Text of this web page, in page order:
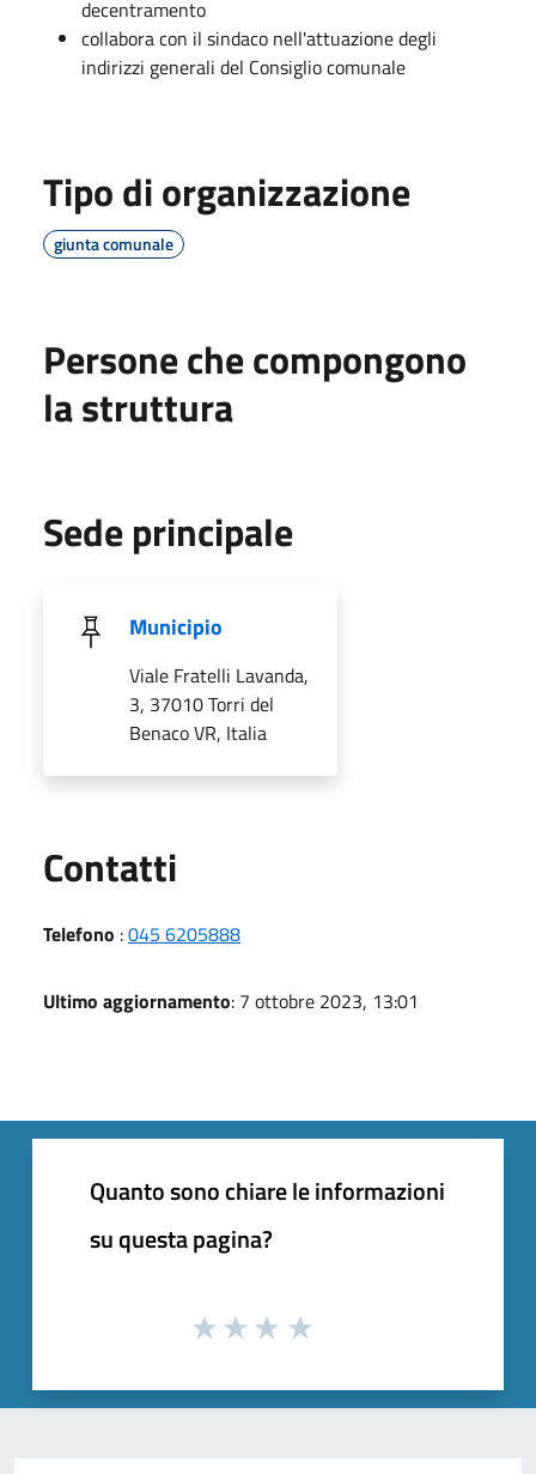
decentramento
collabora con il sindaco nell'attuazione degli
indirizzi generali del Consiglio comunale
Tipo di organizzazione
giunta comunale
Persone che compongono
la struttura
Sede principale
Municipio
Viale Fratelli Lavanda,
3, 37010 Torri del
Benaco VR, Italia
Contatti
Telefono :045 6205888
Ultimo aggiornamento: 7 ottobre 2023, 13:01
Quanto sono chiare le informazioni
su questa pagina?